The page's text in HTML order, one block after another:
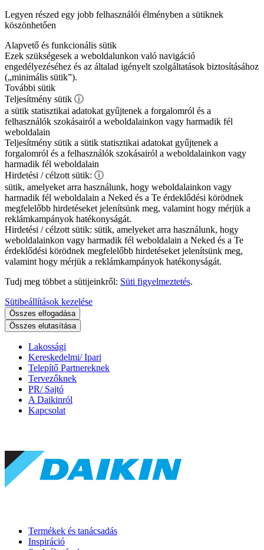
Legyen részed egy jobb felhasználói élményben a sütiknek
köszönhetően
Alapvető és funkcionális sütik
Ezek szükségesek a weboldalunkon való navigáció
engedélyezéséhez és az általad igényelt szolgáltatások biztosításához
(„minimális sütik”).
További sütik
Teljesítmény sütik ⓘ
a sütik statisztikai adatokat gyűjtenek a forgalomról és a
felhasználók szokásairól a weboldalainkon vagy harmadik fél
weboldalain
Teljesítmény sütik a sütik statisztikai adatokat gyűjtenek a
forgalomról és a felhasználók szokásairól a weboldalainkon vagy
harmadik fél weboldalain
Hirdetési / célzott sütik: ⓘ
sütik, amelyeket arra használunk, hogy weboldalainkon vagy
harmadik fél weboldalain a Neked és a Te érdeklődési körödnek
megfelelőbb hirdetéseket jelenítsünk meg, valamint hogy mérjük a
reklámkampányok hatékonyságát.
Hirdetési / célzott sütik: sütik, amelyeket arra használunk, hogy
weboldalainkon vagy harmadik fél weboldalain a Neked és a Te
érdeklődési körödnek megfelelőbb hirdetéseket jelenítsünk meg,
valamint hogy mérjük a reklámkampányok hatékonyságát.
Tudj meg többet a sütijeinkről: Süti figyelmeztetés.
Sütibeállítások kezelése
Összes elfogadása
Összes elutasítása
Lakossági
Kereskedelmi/ Ipari
Telepítő Partnereknek
Tervezőknek
PR/ Sajtó
A Daikinról
Kapcsolat
Termékek és tanácsadás
Inspiráció